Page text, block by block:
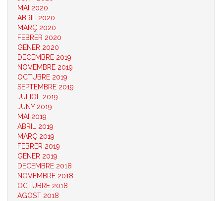
MAI 2020
ABRIL 2020
MARÇ 2020
FEBRER 2020
GENER 2020
DECEMBRE 2019
NOVEMBRE 2019
OCTUBRE 2019
SEPTEMBRE 2019
JULIOL 2019
JUNY 2019
MAI 2019
ABRIL 2019
MARÇ 2019
FEBRER 2019
GENER 2019
DECEMBRE 2018
NOVEMBRE 2018
OCTUBRE 2018
AGOST 2018